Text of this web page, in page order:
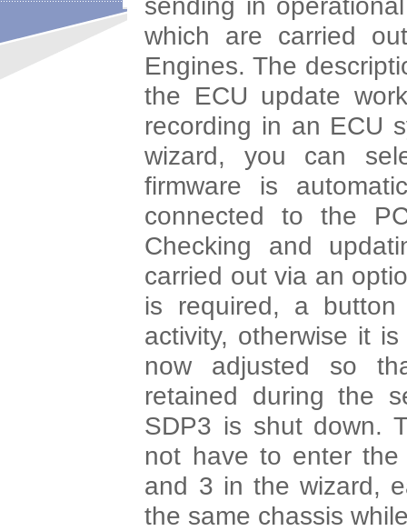
which are carried
Engines. The
the ECU update
recording in an ECU
wizard, you can
firmware is
connected to the
Checking and
carried out via an
is required, a
activity, otherwise it
now adjusted so
retained during the
SDP3 is shut down.
not have to enter
and 3 in the wizard,
the same chassis